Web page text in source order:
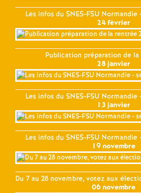
Les infos du SNES-FSU
24 février
Publication préparation de
28 janvier
Les infos du SNES-FSU
13 janvier
Les infos du SNES-FSU
19 novembre
Du 7 au 28 novembre, votez aux
06 novembre